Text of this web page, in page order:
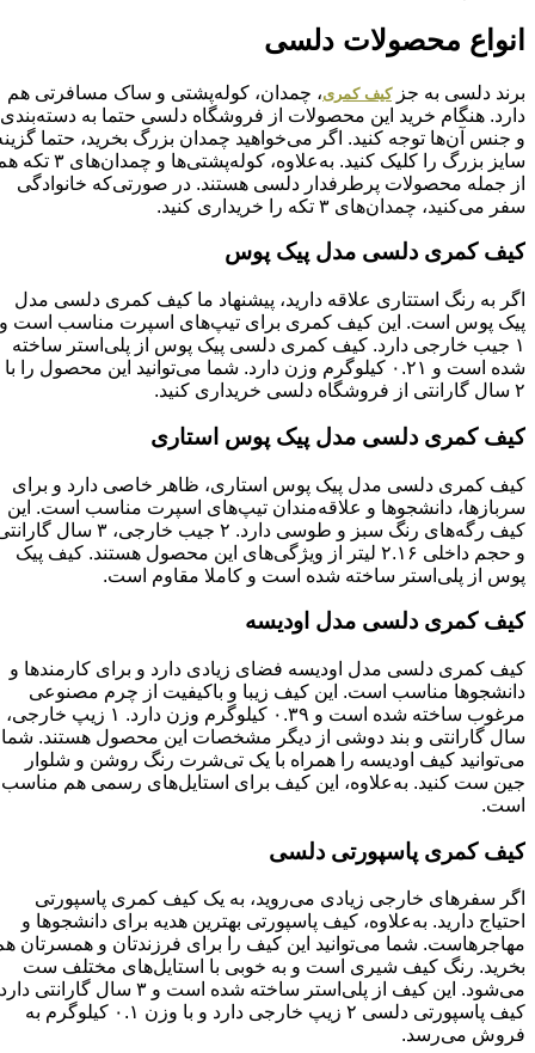
انواع محصولات دلسی
برند دلسی به جز کیف کمری، چمدان، کوله‌پشتی و ساک مسافرتی هم
دارد. هنگام خرید این محصولات از فروشگاه دلسی حتما به دسته‌بندی
و جنس آن‌ها توجه کنید. اگر می‌خواهید چمدان بزرگ بخرید، حتما گزینه
سایز بزرگ را کلیک کنید. به‌علاوه، کوله‌پشتی‌ها و چمدان‌های ۳ تکه هم
از جمله محصولات پرطرفدار دلسی هستند. در صورتی‌که خانوادگی
سفر می‌کنید، چمدان‌های ۳ تکه را خریداری کنید.
کیف کمری دلسی مدل پیک پوس
اگر به رنگ استتاری علاقه دارید، پیشنهاد ما کیف کمری دلسی مدل
پیک پوس است. این کیف کمری برای تیپ‌های اسپرت مناسب است و
۱ جیب خارجی دارد. کیف کمری دلسی پیک پوس از پلی‌استر ساخته
شده است و ۰.۲۱ کیلوگرم وزن دارد. شما می‌توانید این محصول را با
کیف کمری دلسی مدل پیک پوس استاری
کیف کمری دلسی مدل پیک پوس استاری، ظاهر خاصی دارد و برای
سربازها، دانشجوها و علاقه‌مندان تیپ‌های اسپرت مناسب است. این
کیف رگه‌های رنگ سبز و طوسی دارد. ۲ جیب خارجی، ۳ سال گارانتی
و حجم داخلی ۲.۱۶ لیتر از ویژگی‌های این محصول هستند. کیف پیک
پوس از پلی‌استر ساخته شده است و کاملا مقاوم است.
کیف کمری دلسی مدل اودیسه
کیف کمری دلسی مدل اودیسه فضای زیادی دارد و برای کارمندها و
دانشجوها مناسب است. این کیف زیبا و باکیفیت از چرم مصنوعی
مرغوب ساخته شده است و ۰.۳۹ کیلوگرم وزن دارد. ۱ زیپ خارجی، ۲
سال گارانتی و بند دوشی از دیگر مشخصات این محصول هستند. شما
می‌توانید کیف اودیسه را همراه با یک تی‌شرت رنگ روشن و شلوار
جین ست کنید. به‌علاوه، این کیف برای استایل‌های رسمی هم مناسب
است.
کیف کمری پاسپورتی دلسی
اگر سفرهای خارجی زیادی می‌روید، به یک کیف کمری پاسپورتی
احتیاج دارید. به‌علاوه، کیف پاسپورتی بهترین هدیه برای دانشجوها و
مهاجرهاست. شما می‌توانید این کیف را برای فرزندتان و همسرتان هم
بخرید. رنگ کیف شیری است و به خوبی با استایل‌های مختلف ست
می‌شود. این کیف از پلی‌استر ساخته شده است و ۳ سال گارانتی دارد.
کیف پاسپورتی دلسی ۲ زیپ خارجی دارد و با وزن ۰.۱ کیلوگرم به
فروش می‌رسد.